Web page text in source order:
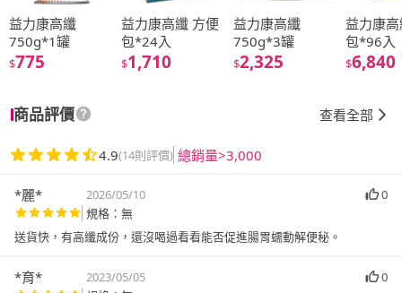
益力康高纖
750g*1罐
$775
益力康高纖 方便
包*24入
$1,710
益力康高纖
750g*3罐
$2,325
益力康
包*96入
$6,840
商品評價 查看全部
4.9(14則評價) 總銷量>3,000
*麗* 2026/05/10
0
規格：無
送貨快，有高纖成份，還沒喝過看看能否促進腸胃蠕動解便秘。
*育* 2023/05/05
0